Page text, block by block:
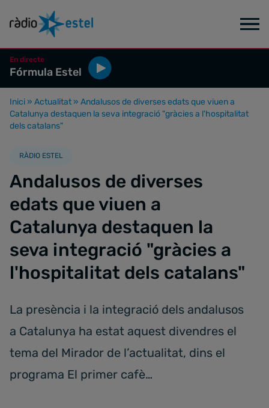
En directe
Fórmula Estel
Inici » Actualitat » Andalusos de diverses edats que viuen a
Catalunya destaquen la seva integració "gràcies a l'hospitalitat
dels catalans"
RÀDIO ESTEL
Andalusos de diverses
edats que viuen a
Catalunya destaquen la
seva integració "gràcies a
l'hospitalitat dels catalans"
La presència i la integració dels andalusos
a Catalunya ha estat aquest divendres el
tema del Mirador de l’actualitat, dins el
programa El primer cafè…